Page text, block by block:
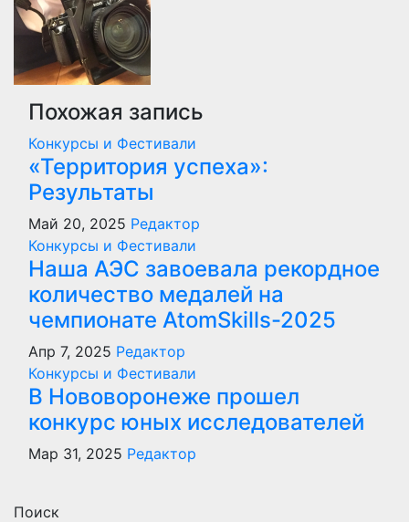
Похожая запись
Конкурсы и Фестивали
«Территория успеха»:
Результаты
Май 20, 2025 Редактор
Конкурсы и Фестивали
Наша АЭС завоевала рекордное
количество медалей на
чемпионате AtomSkills-2025
Апр 7, 2025 Редактор
Конкурсы и Фестивали
В Нововоронеже прошел
конкурс юных исследователей
Мар 31, 2025 Редактор
Поиск